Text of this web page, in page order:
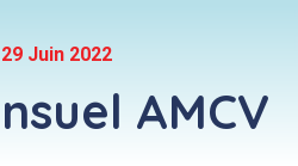
Juin 2022
AMCV